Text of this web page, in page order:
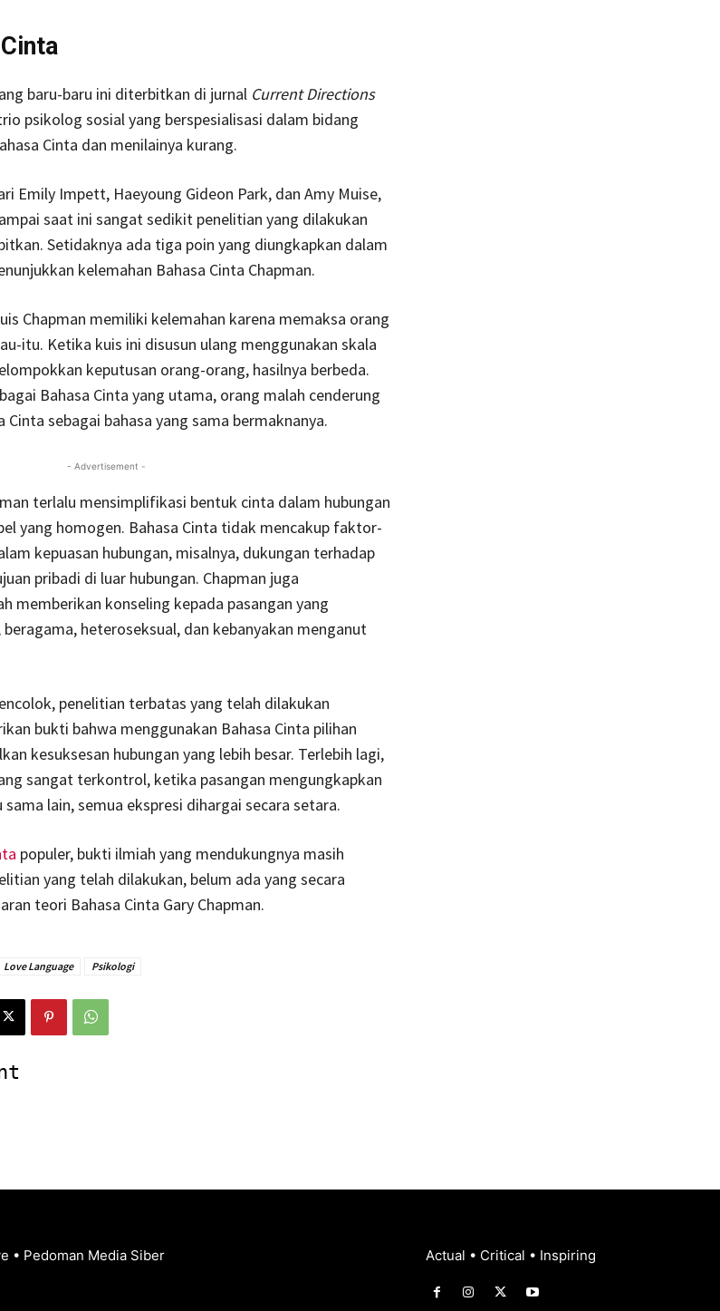
baru-baru ini diterbitkan di jurnal Current Directions
psikolog sosial yang berspesialisasi dalam bidang
Cinta dan menilainya kurang.
Emily Impett, Haeyoung Gideon Park, dan Amy Muise,
saat ini sangat sedikit penelitian yang dilakukan
Setidaknya ada tiga poin yang diungkapkan dalam
kelemahan Bahasa Cinta Chapman.
Chapman memiliki kelemahan karena memaksa orang
itu. Ketika kuis ini disusun ulang menggunakan skala
keputusan orang-orang, hasilnya berbeda.
Bahasa Cinta yang utama, orang malah cenderung
sebagai bahasa yang sama bermaknanya.
- Advertisement -
terlalu mensimplifikasi bentuk cinta dalam hubungan
yang homogen. Bahasa Cinta tidak mencakup faktor-
kepuasan hubungan, misalnya, dukungan terhadap
pribadi di luar hubungan. Chapman juga
memberikan konseling kepada pasangan yang
heteroseksual, dan kebanyakan menganut
penelitian terbatas yang telah dilakukan
bukti bahwa menggunakan Bahasa Cinta pilihan
kesuksesan hubungan yang lebih besar. Terlebih lagi,
sangat terkontrol, ketika pasangan mengungkapkan
lain, semua ekspresi dihargai secara setara.
populer, bukti ilmiah yang mendukungnya masih
yang telah dilakukan, belum ada yang secara
teori Bahasa Cinta Gary Chapman.
Love Language Psikologi
• Pedoman Media Siber Actual • Critical • Inspiring